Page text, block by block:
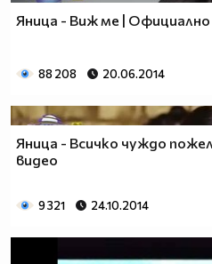
Яница - Виж ме | Официално
88 208 20.06.2014
Яница - Всичко чуждо
видео
9 321 24.10.2014